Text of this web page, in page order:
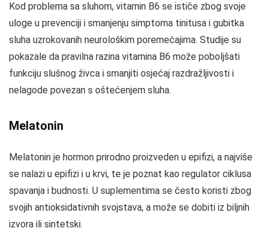
Kod problema sa sluhom, vitamin B6 se ističe zbog svoje
uloge u prevenciji i smanjenju simptoma tinitusa i gubitka
sluha uzrokovanih neurološkim poremećajima. Studije su
pokazale da pravilna razina vitamina B6 može poboljšati
funkciju slušnog živca i smanjiti osjećaj razdražljivosti i
nelagode povezan s oštećenjem sluha.
Melatonin
Melatonin je hormon prirodno proizveden u epifizi, a najviše
se nalazi u epifizi i u krvi, te je poznat kao regulator ciklusa
spavanja i budnosti. U suplementima se često koristi zbog
svojih antioksidativnih svojstava, a može se dobiti iz biljnih
izvora ili sintetski.